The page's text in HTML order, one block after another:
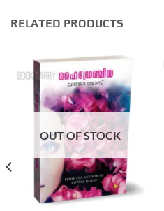
RELATED PRODUCTS
OUT OF STOCK